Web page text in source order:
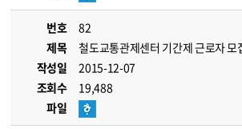
번호
82
제목
철도교통관제센터 기간제 근로자 모
작성일
2015-12-07
조회수
19,488
파일